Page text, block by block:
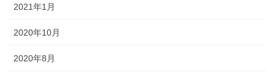
2021年1月
2020年10月
2020年8月